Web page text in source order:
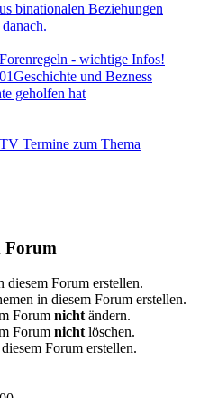
binationalen Beziehungen
- wichtige Infos!
und Bezness
geholfen hat
Termine zum Thema
Forum
diesem Forum erstellen.
in diesem Forum erstellen.
Forum nicht ändern.
Forum nicht löschen.
Forum erstellen.